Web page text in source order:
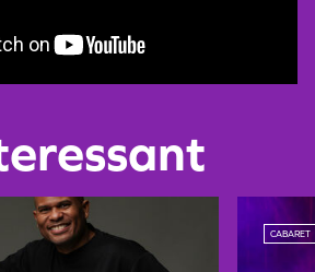
CABARET